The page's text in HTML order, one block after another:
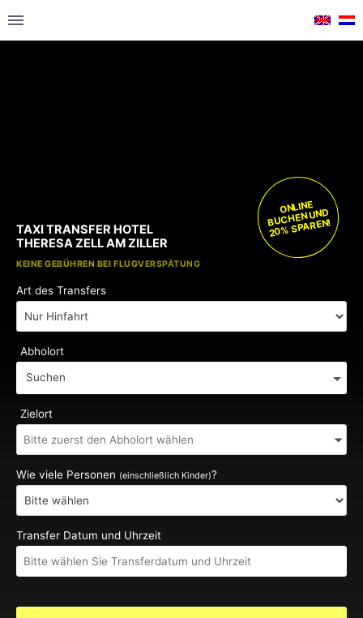
KOSTENLOSE KINDERSITZE
KEINE GEBÜHREN BEI FLUGVERSPÄTUNG
TAXI TRANSFER HOTEL
THERESA ZELL AM ZILLER
ONLINE
BUCHEN UND
20% SPAREN!
Art des Transfers
Abholort
Suchen
Zielort
Wie viele Personen (einschließlich Kinder)?
Transfer Datum und Uhrzeit